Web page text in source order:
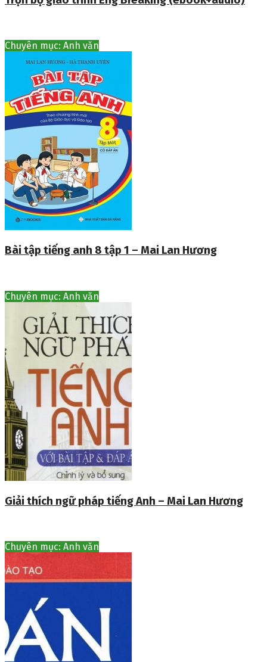
Chuyên mục: Anh văn
Bài tập tiếng anh 8 tập 1 – Mai Lan Hương
Chuyên mục: Anh văn
Giải thích ngữ pháp tiếng Anh – Mai Lan Hương
Chuyên mục: Anh văn